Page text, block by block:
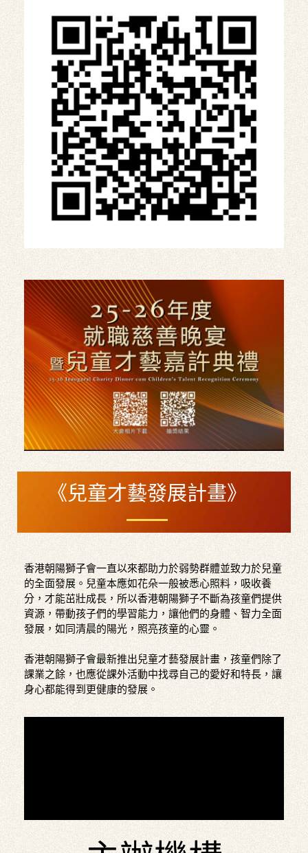
《兒童才藝發展計畫》
香港朝陽獅子會一直以來都助力於弱勢群體並致力於兒童
的全面發展。兒童本應如花朵一般被悉心照料，吸收養
分，才能茁壯成長，所以香港朝陽獅子不斷為孩童們提供
資源，帶動孩子們的學習能力，讓他們的身體、智力全面
發展，如同清晨的陽光，照亮孩童的心靈。
香港朝陽獅子會最新推出兒童才藝發展計畫，孩童們除了
課業之餘，也應從課外活動中找尋自己的愛好和特長，讓
身心都能得到更健康的發展。